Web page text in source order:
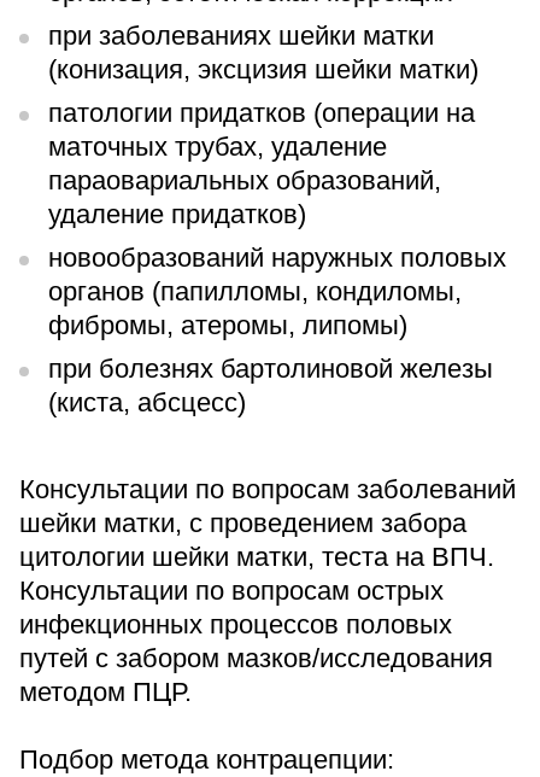
при заболеваниях шейки матки
(конизация, эксцизия шейки матки)
патологии придатков (операции на
маточных трубах, удаление
параовариальных образований,
удаление придатков)
новообразований наружных половых
органов (папилломы, кондиломы,
фибромы, атеромы, липомы)
при болезнях бартолиновой железы
(киста, абсцесс)
Консультации по вопросам заболеваний
шейки матки, с проведением забора
цитологии шейки матки, теста на ВПЧ.
Консультации по вопросам острых
инфекционных процессов половых
путей с забором мазков/исследования
методом ПЦР.
Подбор метода контрацепции: